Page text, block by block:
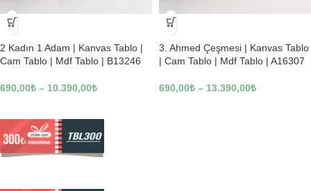
-23%
2 Kadın 1 Adam | Kanvas Tablo |
Cam Tablo | Mdf Tablo | B13246
690,00₺ – 10.390,00₺
-23%
3. Ahmed Çeşmesi | Kanvas Tablo
| Cam Tablo | Mdf Tablo | A16307
690,00₺ – 13.390,00₺